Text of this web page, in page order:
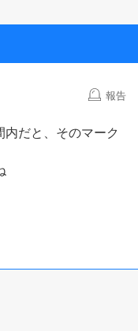
報告
内だと、そのマーク